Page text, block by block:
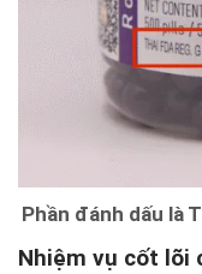
Phần đánh dấu là
Nhiệm vụ cốt lõi